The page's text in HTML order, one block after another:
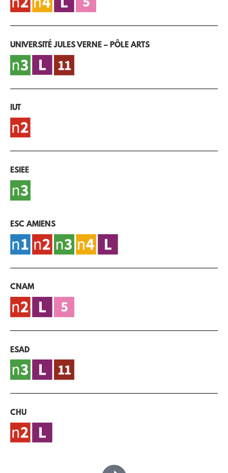
UNIVERSITÉ JULES VERNE – PÔLE ARTS
IUT
ESIEE
ESC AMIENS
CNAM
ESAD
CHU